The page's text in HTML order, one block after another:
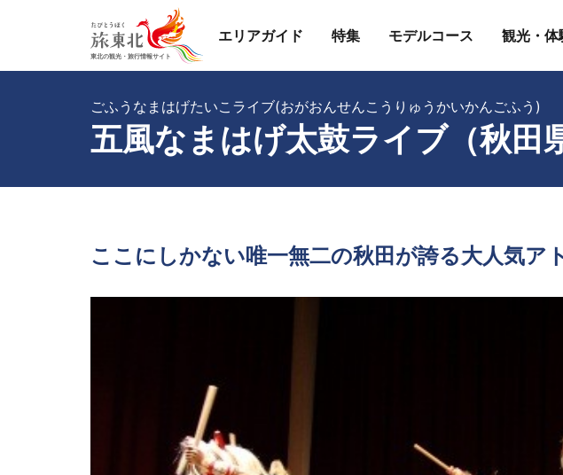
エリアガイド 特集 モデルコース 観光・体
五風なまはげ太鼓ライブ（秋田
ごふうなまはげたいこライブ(おがおんせんこうりゅうかいかんごふう)
ここにしかない唯一無二の秋田が誇る大人気ア